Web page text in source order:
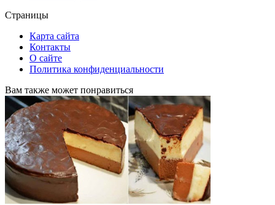
Страницы
Карта сайта
Контакты
О сайте
Политика конфиденциальности
Вам также может понравиться